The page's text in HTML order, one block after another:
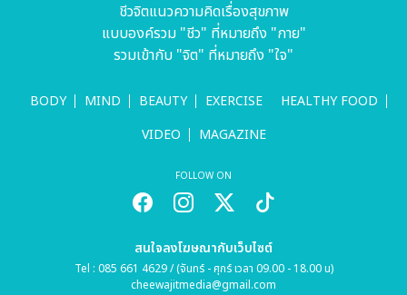
ชีวจิตแนวความคิดเรื่องสุขภาพ
แบบองค์รวม "ชีว" ที่หมายถึง "กาย"
รวมเข้ากับ "จิต" ที่หมายถึง "ใจ"
BODY MIND BEAUTY EXERCISE
HEALTHY FOOD
VIDEO
MAGAZINE
FOLLOW ON
สนใจลงโฆษณากับเว็บไซต์
Tel : 085 661 4629 / (จันทร์ - ศุกร์ เวลา 09.00 - 18.00 น)
cheewajitmedia@gmail.com